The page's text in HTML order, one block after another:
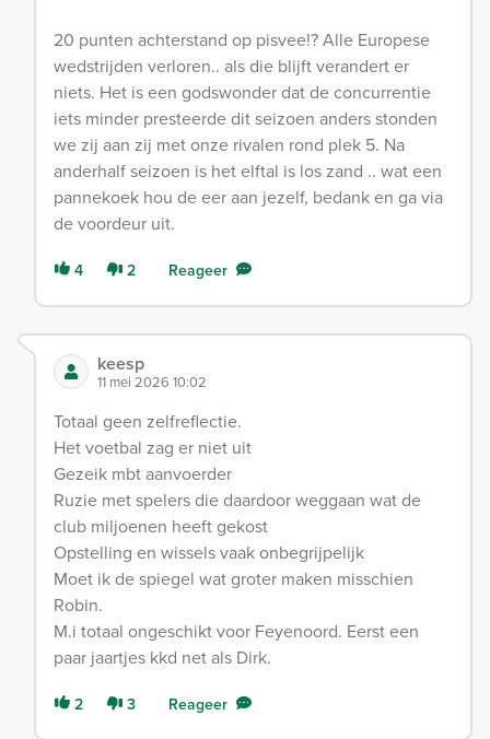
20 punten achterstand op pisvee!? Alle Europese
wedstrijden verloren.. als die blijft verandert er
niets. Het is een godswonder dat de concurrentie
iets minder presteerde dit seizoen anders stonden
we zij aan zij met onze rivalen rond plek 5. Na
anderhalf seizoen is het elftal is los zand .. wat een
pannekoek hou de eer aan jezelf, bedank en ga via
de voordeur uit.
4 2 Reageer
keesp
11 mei 2026 10:02
Totaal geen zelfreflectie.
Het voetbal zag er niet uit
Gezeik mbt aanvoerder
Ruzie met spelers die daardoor weggaan wat de
club miljoenen heeft gekost
Opstelling en wissels vaak onbegrijpelijk
Moet ik de spiegel wat groter maken misschien
Robin.
M.i totaal ongeschikt voor Feyenoord. Eerst een
paar jaartjes kkd net als Dirk.
2 3 Reageer